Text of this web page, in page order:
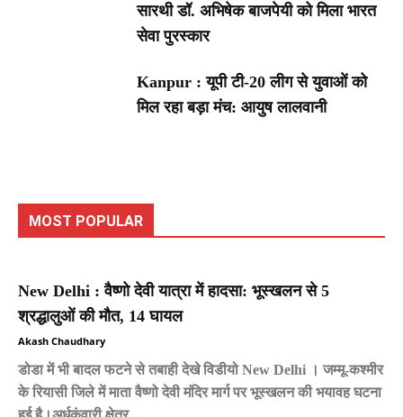
सारथी डॉ. अभिषेक बाजपेयी को मिला भारत
सेवा पुरस्कार
Kanpur : यूपी टी-20 लीग से युवाओं को
मिल रहा बड़ा मंच: आयुष लालवानी
MOST POPULAR
New Delhi : वैष्णो देवी यात्रा में हादसा: भूस्खलन से 5
श्रद्धालुओं की मौत, 14 घायल
Akash Chaudhary
डोडा में भी बादल फटने से तबाही देखे विडीयो New Delhi । जम्मू-कश्मीर
के रियासी जिले में माता वैष्णो देवी मंदिर मार्ग पर भूस्खलन की भयावह घटना